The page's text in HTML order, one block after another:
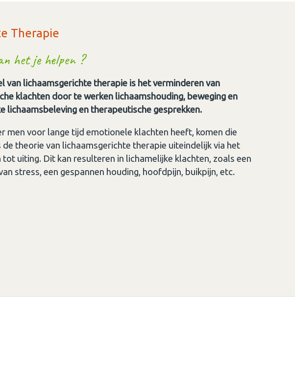
Therapie
het je helpen ?
van lichaamsgerichte therapie is het verminderen van
klachten door te werken lichaamshouding, beweging en
lichaamsbeleving en therapeutische gesprekken.
men voor lange tijd emotionele klachten heeft, komen die
de theorie van lichaamsgerichte therapie uiteindelijk via het
tot uiting. Dit kan resulteren in lichamelijke klachten, zoals een
stress, een gespannen houding, hoofdpijn, buikpijn, etc.